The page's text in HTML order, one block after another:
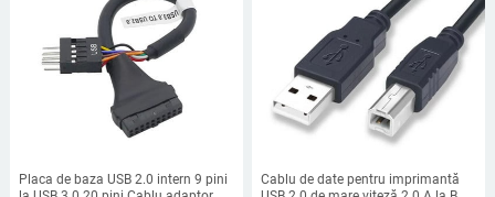
Placa de baza USB 2.0 intern 9 pini
Cablu de date pentru imprimantă